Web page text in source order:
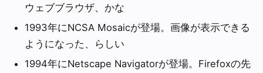
ウェブブラウザ、かな
1993年にNCSA Mosaicが登場。画像が表示できる
ようになった、らしい
1994年にNetscape Navigatorが登場。Firefoxの先